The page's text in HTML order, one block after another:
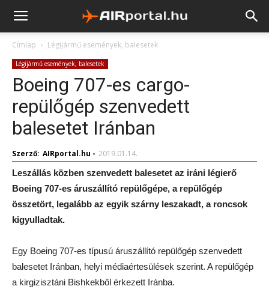
Címlap Légijármű események, balesetek
Légijármű események, balesetek
Boeing 707-es cargo-
repülőgép szenvedett
balesetet Iránban
Szerző: AIRportal.hu - 2019.01.14.
Leszállás közben szenvedett balesetet az iráni légierő
Boeing 707-es áruszállító repülőgépe, a repülőgép
összetört, legalább az egyik szárny leszakadt, a roncsok
kigyulladtak.
Egy Boeing 707-es típusú áruszállító repülőgép szenvedett
balesetet Iránban, helyi médiaértesülések szerint. A repülőgép
a kirgizisztáni Bishkekből érkezett Iránba.